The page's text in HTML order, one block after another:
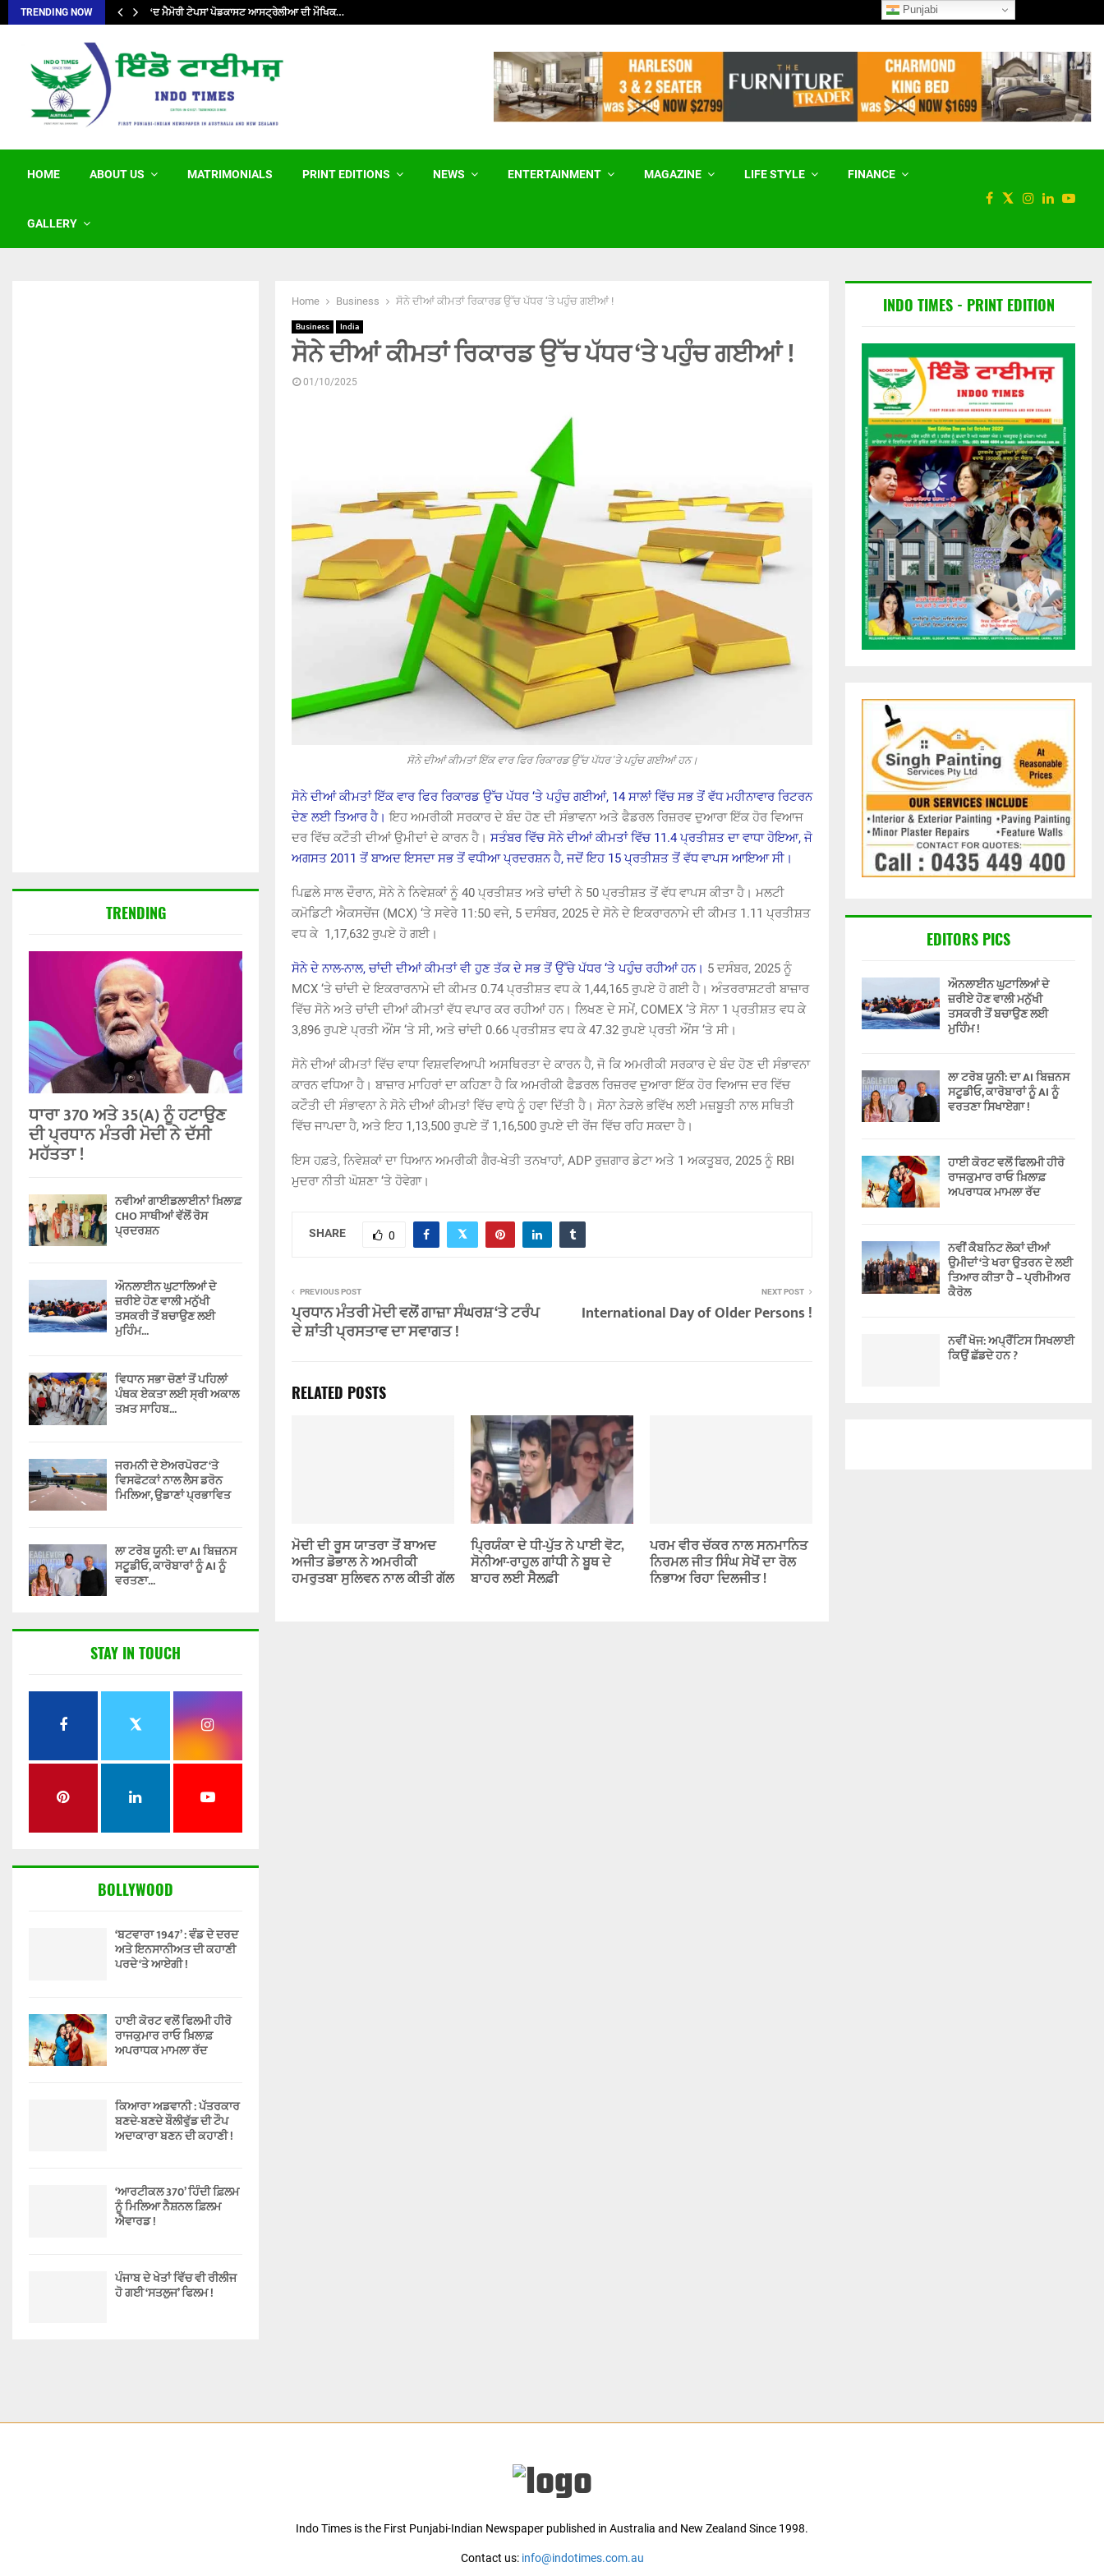
TRENDING NOW ‘ਦ ਮੈਮੋਰੀ ਟੇਪਸ’ ਪੋਡਕਾਸਟ ਆਸਟ੍ਰੇਲੀਆ ਦੀ ਮੌਖਿਕ… ਪੰਜਾਬ ਦੀ ਵੋਟਰ ਲਿਸਟ ਵਿੱਚੋਂ 20
HOME ABOUT US MATRIMONIALS PRINT EDITIONS NEWS ENTERTAINMENT MAGAZINE LIFE STYLE FINANCE
GALLERY
Home Business ਸੋਨੇ ਦੀਆਂ ਕੀਮਤਾਂ ਰਿਕਾਰਡ ਉੱਚ ਪੱਧਰ ‘ਤੇ ਪਹੁੰਚ ਗਈਆਂ !
Business India
ਸੋਨੇ ਦੀਆਂ ਕੀਮਤਾਂ ਰਿਕਾਰਡ ਉੱਚ ਪੱਧਰ ‘ਤੇ ਪਹੁੰਚ ਗਈਆਂ !
01/10/2025
ਸੋਨੇ ਦੀਆਂ ਕੀਮਤਾਂ ਇੱਕ ਵਾਰ ਫਿਰ ਰਿਕਾਰਡ ਉੱਚ ਪੱਧਰ 'ਤੇ ਪਹੁੰਚ ਗਈਆਂ ਹਨ।
ਸੋਨੇ ਦੀਆਂ ਕੀਮਤਾਂ ਇੱਕ ਵਾਰ ਫਿਰ ਰਿਕਾਰਡ ਉੱਚ ਪੱਧਰ ‘ਤੇ ਪਹੁੰਚ ਗਈਆਂ, 14 ਸਾਲਾਂ ਵਿੱਚ ਸਭ ਤੋਂ ਵੱਧ ਮਹੀਨਾਵਾਰ ਰਿਟਰਨ
ਦੇਣ ਲਈ ਤਿਆਰ ਹੈ। ਇਹ ਅਮਰੀਕੀ ਸਰਕਾਰ ਦੇ ਬੰਦ ਹੋਣ ਦੀ ਸੰਭਾਵਨਾ ਅਤੇ ਫੈਡਰਲ ਰਿਜ਼ਰਵ ਦੁਆਰਾ ਇੱਕ ਹੋਰ ਵਿਆਜ
ਦਰ ਵਿੱਚ ਕਟੌਤੀ ਦੀਆਂ ਉਮੀਦਾਂ ਦੇ ਕਾਰਨ ਹੈ। ਸਤੰਬਰ ਵਿੱਚ ਸੋਨੇ ਦੀਆਂ ਕੀਮਤਾਂ ਵਿੱਚ 11.4 ਪ੍ਰਤੀਸ਼ਤ ਦਾ ਵਾਧਾ ਹੋਇਆ, ਜੋ
ਅਗਸਤ 2011 ਤੋਂ ਬਾਅਦ ਇਸਦਾ ਸਭ ਤੋਂ ਵਧੀਆ ਪ੍ਰਦਰਸ਼ਨ ਹੈ, ਜਦੋਂ ਇਹ 15 ਪ੍ਰਤੀਸ਼ਤ ਤੋਂ ਵੱਧ ਵਾਪਸ ਆਇਆ ਸੀ।
ਪਿਛਲੇ ਸਾਲ ਦੌਰਾਨ, ਸੋਨੇ ਨੇ ਨਿਵੇਸ਼ਕਾਂ ਨੂੰ 40 ਪ੍ਰਤੀਸ਼ਤ ਅਤੇ ਚਾਂਦੀ ਨੇ 50 ਪ੍ਰਤੀਸ਼ਤ ਤੋਂ ਵੱਧ ਵਾਪਸ ਕੀਤਾ ਹੈ। ਮਲਟੀ
ਕਮੋਡਿਟੀ ਐਕਸਚੇਂਜ (MCX) ‘ਤੇ ਸਵੇਰੇ 11:50 ਵਜੇ, 5 ਦਸੰਬਰ, 2025 ਦੇ ਸੋਨੇ ਦੇ ਇਕਰਾਰਨਾਮੇ ਦੀ ਕੀਮਤ 1.11 ਪ੍ਰਤੀਸ਼ਤ
ਵਧ ਕੇ 1,17,632 ਰੁਪਏ ਹੋ ਗਈ।
ਸੋਨੇ ਦੇ ਨਾਲ-ਨਾਲ, ਚਾਂਦੀ ਦੀਆਂ ਕੀਮਤਾਂ ਵੀ ਹੁਣ ਤੱਕ ਦੇ ਸਭ ਤੋਂ ਉੱਚੇ ਪੱਧਰ ‘ਤੇ ਪਹੁੰਚ ਰਹੀਆਂ ਹਨ। 5 ਦਸੰਬਰ, 2025 ਨੂੰ
MCX ‘ਤੇ ਚਾਂਦੀ ਦੇ ਇਕਰਾਰਨਾਮੇ ਦੀ ਕੀਮਤ 0.74 ਪ੍ਰਤੀਸ਼ਤ ਵਧ ਕੇ 1,44,165 ਰੁਪਏ ਹੋ ਗਈ ਹੈ। ਅੰਤਰਰਾਸ਼ਟਰੀ ਬਾਜ਼ਾਰ
ਵਿੱਚ ਸੋਨੇ ਅਤੇ ਚਾਂਦੀ ਦੀਆਂ ਕੀਮਤਾਂ ਵੱਧ ਵਪਾਰ ਕਰ ਰਹੀਆਂ ਹਨ। ਲਿਖਣ ਦੇ ਸਮੇਂ, COMEX ‘ਤੇ ਸੋਨਾ 1 ਪ੍ਰਤੀਸ਼ਤ ਵਧ ਕੇ
3,896 ਰੁਪਏ ਪ੍ਰਤੀ ਔਂਸ ‘ਤੇ ਸੀ, ਅਤੇ ਚਾਂਦੀ 0.66 ਪ੍ਰਤੀਸ਼ਤ ਵਧ ਕੇ 47.32 ਰੁਪਏ ਪ੍ਰਤੀ ਔਂਸ ‘ਤੇ ਸੀ।
ਸੋਨੇ ਦੀਆਂ ਕੀਮਤਾਂ ਵਿੱਚ ਵਾਧਾ ਵਿਸ਼ਵਵਿਆਪੀ ਅਸਥਿਰਤਾ ਦੇ ਕਾਰਨ ਹੈ, ਜੋ ਕਿ ਅਮਰੀਕੀ ਸਰਕਾਰ ਦੇ ਬੰਦ ਹੋਣ ਦੀ ਸੰਭਾਵਨਾ
ਕਾਰਨ ਵਧਿਆ ਹੈ। ਬਾਜ਼ਾਰ ਮਾਹਿਰਾਂ ਦਾ ਕਹਿਣਾ ਹੈ ਕਿ ਅਮਰੀਕੀ ਫੈਡਰਲ ਰਿਜ਼ਰਵ ਦੁਆਰਾ ਇੱਕ ਹੋਰ ਵਿਆਜ ਦਰ ਵਿੱਚ
ਕਟੌਤੀ ਦੀ ਸੰਭਾਵਨਾ ਨੇ ਸੋਨੇ ਦੀਆਂ ਕੀਮਤਾਂ ਵਿੱਚ ਵਾਧੇ ਨੂੰ ਹਵਾ ਦਿੱਤੀ ਹੈ। ਸੋਨਾ ਨੇੜਲੇ ਭਵਿੱਖ ਲਈ ਮਜ਼ਬੂਤੀ ਨਾਲ ਸਥਿਤੀ
ਵਿੱਚ ਜਾਪਦਾ ਹੈ, ਅਤੇ ਇਹ 1,13,500 ਰੁਪਏ ਤੋਂ 1,16,500 ਰੁਪਏ ਦੀ ਰੇਂਜ ਵਿੱਚ ਰਹਿ ਸਕਦਾ ਹੈ।
ਇਸ ਹਫ਼ਤੇ, ਨਿਵੇਸ਼ਕਾਂ ਦਾ ਧਿਆਨ ਅਮਰੀਕੀ ਗੈਰ-ਖੇਤੀ ਤਨਖਾਹਾਂ, ADP ਰੁਜ਼ਗਾਰ ਡੇਟਾ ਅਤੇ 1 ਅਕਤੂਬਰ, 2025 ਨੂੰ RBI
ਮੁਦਰਾ ਨੀਤੀ ਘੋਸ਼ਣਾ ‘ਤੇ ਹੋਵੇਗਾ।
SHARE 0
PREVIOUS POST
ਪ੍ਰਧਾਨ ਮੰਤਰੀ ਮੋਦੀ ਵਲੋਂ ਗਾਜ਼ਾ ਸੰਘਰਸ਼ ‘ਤੇ ਟਰੰਪ
ਦੇ ਸ਼ਾਂਤੀ ਪ੍ਰਸਤਾਵ ਦਾ ਸਵਾਗਤ !
NEXT POST
International Day of Older Persons !
RELATED POSTS
ਮੋਦੀ ਦੀ ਰੂਸ ਯਾਤਰਾ ਤੋਂ ਬਾਅਦ
ਅਜੀਤ ਡੋਭਾਲ ਨੇ ਅਮਰੀਕੀ
ਹਮਰੁਤਬਾ ਸੁਲਿਵਨ ਨਾਲ ਕੀਤੀ ਗੱਲ
ਪ੍ਰਿਯੰਕਾ ਦੇ ਧੀ-ਪੁੱਤ ਨੇ ਪਾਈ ਵੋਟ,
ਸੋਨੀਆ-ਰਾਹੁਲ ਗਾਂਧੀ ਨੇ ਬੂਥ ਦੇ
ਬਾਹਰ ਲਈ ਸੈਲਫ਼ੀ
ਪਰਮ ਵੀਰ ਚੱਕਰ ਨਾਲ ਸਨਮਾਨਿਤ
ਨਿਰਮਲ ਜੀਤ ਸਿੰਘ ਸੇਖੋਂ ਦਾ ਰੋਲ
ਨਿਭਾਅ ਰਿਹਾ ਦਿਲਜੀਤ !
TRENDING
ਧਾਰਾ 370 ਅਤੇ 35(A) ਨੂੰ ਹਟਾਉਣ
ਦੀ ਪ੍ਰਧਾਨ ਮੰਤਰੀ ਮੋਦੀ ਨੇ ਦੱਸੀ
ਮਹੱਤਤਾ !
ਨਵੀਆਂ ਗਾਈਡਲਾਈਨਾਂ ਖ਼ਿਲਾਫ਼
CHO ਸਾਥੀਆਂ ਵੱਲੋਂ ਰੋਸ
ਪ੍ਰਦਰਸ਼ਨ
ਔਨਲਾਈਨ ਘੁਟਾਲਿਆਂ ਦੇ
ਜ਼ਰੀਏ ਹੋਣ ਵਾਲੀ ਮਨੁੱਖੀ
ਤਸਕਰੀ ਤੋਂ ਬਚਾਉਣ ਲਈ
ਮੁਹਿੰਮ...
ਵਿਧਾਨ ਸਭਾ ਚੋਣਾਂ ਤੋਂ ਪਹਿਲਾਂ
ਪੰਥਕ ਏਕਤਾ ਲਈ ਸ੍ਰੀ ਅਕਾਲ
ਤਖ਼ਤ ਸਾਹਿਬ...
ਜਰਮਨੀ ਦੇ ਏਅਰਪੋਰਟ ‘ਤੇ
ਵਿਸਫੋਟਕਾਂ ਨਾਲ ਲੈਸ ਡਰੋਨ
ਮਿਲਿਆ, ਉਡਾਣਾਂ ਪ੍ਰਭਾਵਿਤ
ਲਾ ਟਰੋਬ ਯੂਨੀ: ਦਾ AI ਬਿਜ਼ਨਸ
ਸਟੂਡੀਓ, ਕਾਰੋਬਾਰਾਂ ਨੂੰ AI ਨੂੰ
ਵਰਤਣਾ...
STAY IN TOUCH
BOLLYWOOD
‘ਬਟਵਾਰਾ 1947’ : ਵੰਡ ਦੇ ਦਰਦ
ਅਤੇ ਇਨਸਾਨੀਅਤ ਦੀ ਕਹਾਣੀ
ਪਰਦੇ ‘ਤੇ ਆਏਗੀ !
ਹਾਈ ਕੋਰਟ ਵਲੋਂ ਫਿਲਮੀ ਹੀਰੋ
ਰਾਜਕੁਮਾਰ ਰਾਓ ਖ਼ਿਲਾਫ਼
ਅਪਰਾਧਕ ਮਾਮਲਾ ਰੱਦ
ਕਿਆਰਾ ਅਡਵਾਨੀ : ਪੱਤਰਕਾਰ
ਬਣਦੇ-ਬਣਦੇ ਬੌਲੀਵੁੱਡ ਦੀ ਟੌਪ
ਅਦਾਕਾਰਾ ਬਣਨ ਦੀ ਕਹਾਣੀ !
‘ਆਰਟੀਕਲ 370’ ਹਿੰਦੀ ਫ਼ਿਲਮ
ਨੂੰ ਮਿਲਿਆ ਨੈਸ਼ਨਲ ਫ਼ਿਲਮ
ਐਵਾਰਡ !
ਪੰਜਾਬ ਦੇ ਖੇਤਾਂ ਵਿੱਚ ਵੀ ਰੀਲੀਜ
ਹੋ ਗਈ ‘ਸਤਲੁਜ’ ਫਿਲਮ !
INDO TIMES - PRINT EDITION
EDITORS PICS
ਔਨਲਾਈਨ ਘੁਟਾਲਿਆਂ ਦੇ
ਜ਼ਰੀਏ ਹੋਣ ਵਾਲੀ ਮਨੁੱਖੀ
ਤਸਕਰੀ ਤੋਂ ਬਚਾਉਣ ਲਈ
ਮੁਹਿੰਮ !
ਲਾ ਟਰੋਬ ਯੂਨੀ: ਦਾ AI ਬਿਜ਼ਨਸ
ਸਟੂਡੀਓ, ਕਾਰੋਬਾਰਾਂ ਨੂੰ AI ਨੂੰ
ਵਰਤਣਾ ਸਿਖਾਏਗਾ !
ਹਾਈ ਕੋਰਟ ਵਲੋਂ ਫਿਲਮੀ ਹੀਰੋ
ਰਾਜਕੁਮਾਰ ਰਾਓ ਖ਼ਿਲਾਫ਼
ਅਪਰਾਧਕ ਮਾਮਲਾ ਰੱਦ
ਨਵੀਂ ਕੈਬਨਿਟ ਲੋਕਾਂ ਦੀਆਂ
ਉਮੀਦਾਂ ‘ਤੇ ਖਰਾ ਉਤਰਨ ਦੇ ਲਈ
ਤਿਆਰ ਕੀਤਾ ਹੈ – ਪ੍ਰੀਮੀਅਰ
ਕੈਰੋਲ
ਨਵੀਂ ਖੋਜ: ਅਪ੍ਰੈਂਟਿਸ ਸਿਖਲਾਈ
ਕਿਉਂ ਛੱਡਦੇ ਹਨ ?
Indo Times is the First Punjabi-Indian Newspaper published in Australia and New Zealand Since 1998.
Contact us: info@indotimes.com.au
Punjabi